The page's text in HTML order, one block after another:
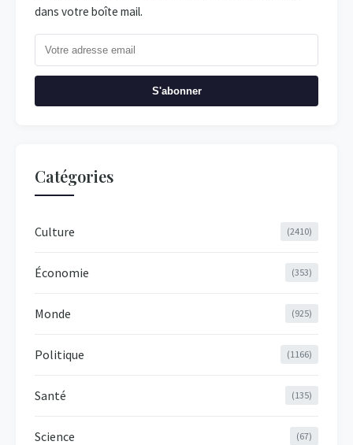
dans votre boîte mail.
S'abonner
Catégories
Culture (2410)
Économie (353)
Monde (925)
Politique (1166)
Santé (135)
Science (67)